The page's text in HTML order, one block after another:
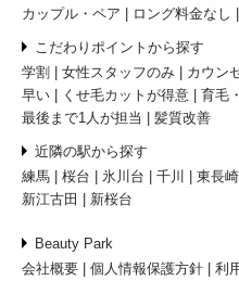
カップル・ペア
ロング料金なし
こだわりポイントから探す
学割
女性スタッフのみ カウン
早い
くせ毛カットが得意 育毛
最後まで1人が担当
髪質改善
近隣の駅から探す
練馬
桜台 氷川台 千川 東長崎
新江古田
新桜台
Beauty Park
会社概要
個人情報保護方針 利